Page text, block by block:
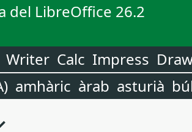
del LibreOffice 26.2
Writer Calc Impress
amhàric àrab asturià